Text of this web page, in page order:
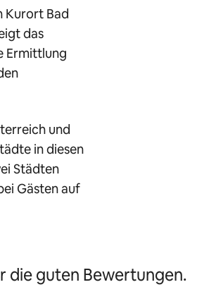
Kurort Bad
das
Ermittlung
und
in diesen
Städten
Gästen auf
die guten Bewertungen.